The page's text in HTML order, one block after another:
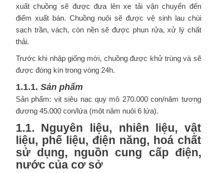
xuất chuồng sẽ được đưa lên xe tải vận chuyển đến
điểm xuất bán. Chuồng nuôi sẽ được vệ sinh lau chùi
sạch trần, vách, còn nền sẽ được phun rửa, xử lý chất
thải.
Trước khi nhập giống mới, chuồng được khử trùng và sẽ
được đóng kín trong vòng 24h.
1.1.1. Sảnphẩm
Sản phẩm: vịt siêu nạc quy mô 270.000 con/năm tương
đương 45.000 con/lứa (một năm nuôi 6 lứa).
1.1.
Nguyên liệu, nhiên liệu, vật
liệu, phế liệu, điện năng, hoá chất
sử dụng, nguồn cung cấp điện,
nước của cơ sở